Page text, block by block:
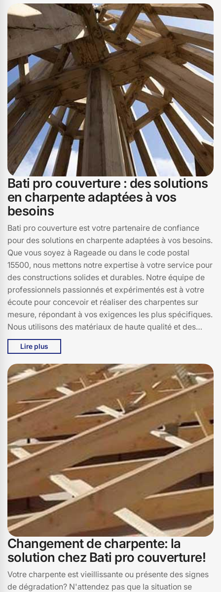
Bati pro couverture : des solutions
en charpente adaptées à vos
besoins
Bati pro couverture est votre partenaire de confiance
pour des solutions en charpente adaptées à vos besoins.
Que vous soyez à Rageade ou dans le code postal
15500, nous mettons notre expertise à votre service pour
des constructions solides et durables. Notre équipe de
professionnels passionnés et expérimentés est à votre
écoute pour concevoir et réaliser des charpentes sur
mesure, répondant à vos exigences les plus spécifiques.
Nous utilisons des matériaux de haute qualité et des
techniques de pointe pour assurer la pérennité et la
sécurité de vos structures. Chez Bati pro couverture,
nous nous engageons à offrir des solutions innovantes et
personnalisées, tout en respectant les délais et les
budgets. Faites confiance à Bati pro couverture pour des
charpentes qui allient esthétique, robustesse et
fonctionnalité. Nous sommes vos experts en charpente à
Rageade, prêts à relever tous vos défis architecturaux
avec passion et savoir-faire.
Lire plus
Changement de charpente: la
solution chez Bati pro couverture!
Votre charpente est vieillissante ou présente des signes
de dégradation? N'attendez pas que la situation se